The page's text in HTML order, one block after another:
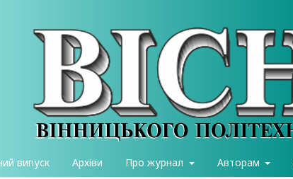
випуск Архіви Про журнал Авторам